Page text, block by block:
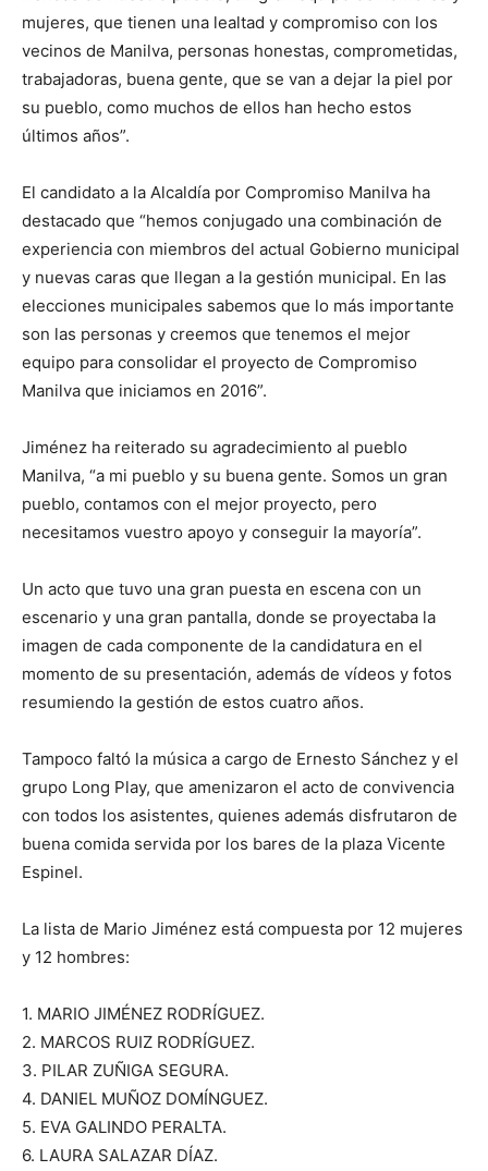
mujeres, que tienen una lealtad y compromiso con los
vecinos de Manilva, personas honestas, comprometidas,
trabajadoras, buena gente, que se van a dejar la piel por
su pueblo, como muchos de ellos han hecho estos
últimos años”.
El candidato a la Alcaldía por Compromiso Manilva ha
destacado que “hemos conjugado una combinación de
experiencia con miembros del actual Gobierno municipal
y nuevas caras que llegan a la gestión municipal. En las
elecciones municipales sabemos que lo más importante
son las personas y creemos que tenemos el mejor
equipo para consolidar el proyecto de Compromiso
Manilva que iniciamos en 2016”.
Jiménez ha reiterado su agradecimiento al pueblo
Manilva, “a mi pueblo y su buena gente. Somos un gran
pueblo, contamos con el mejor proyecto, pero
necesitamos vuestro apoyo y conseguir la mayoría”.
Un acto que tuvo una gran puesta en escena con un
escenario y una gran pantalla, donde se proyectaba la
imagen de cada componente de la candidatura en el
momento de su presentación, además de vídeos y fotos
resumiendo la gestión de estos cuatro años.
Tampoco faltó la música a cargo de Ernesto Sánchez y el
grupo Long Play, que amenizaron el acto de convivencia
con todos los asistentes, quienes además disfrutaron de
buena comida servida por los bares de la plaza Vicente
Espinel.
La lista de Mario Jiménez está compuesta por 12 mujeres
y 12 hombres:
1. MARIO JIMÉNEZ RODRÍGUEZ.
2. MARCOS RUIZ RODRÍGUEZ.
3. PILAR ZUÑIGA SEGURA.
4. DANIEL MUÑOZ DOMÍNGUEZ.
5. EVA GALINDO PERALTA.
6. LAURA SALAZAR DÍAZ.